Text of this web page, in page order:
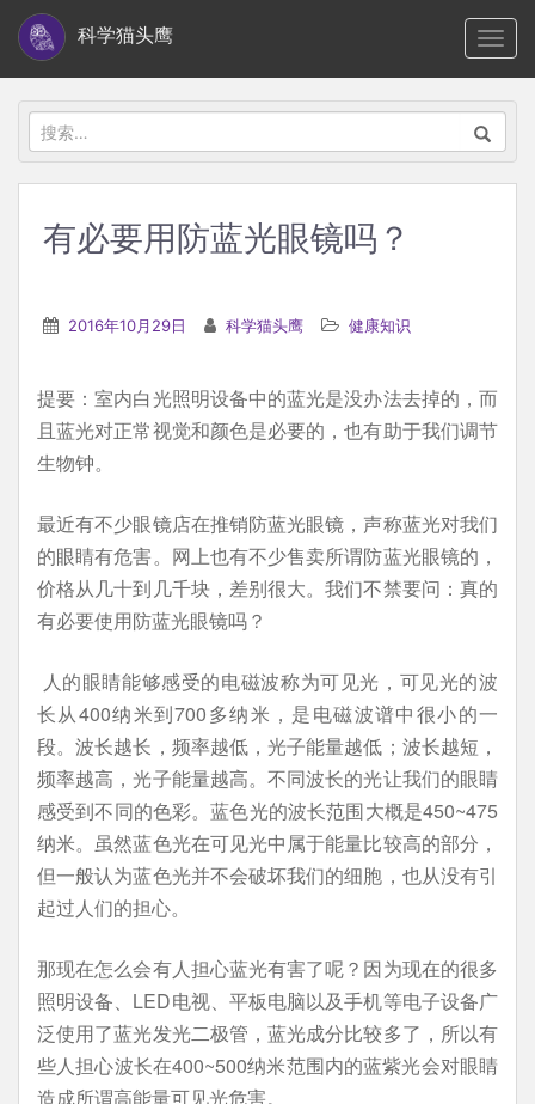
i
科学猫头鹰
搜
索：
有必要用防蓝光眼镜吗？
2016年10月29日 科学猫头鹰 健康知识
提要：室内白光照明设备中的蓝光是没办法去掉的，而
且蓝光对正常视觉和颜色是必要的，也有助于我们调节
生物钟。
最近有不少眼镜店在推销防蓝光眼镜，声称蓝光对我们
的眼睛有危害。网上也有不少售卖所谓防蓝光眼镜的，
价格从几十到几千块，差别很大。我们不禁要问：真的
有必要使用防蓝光眼镜吗？
人的眼睛能够感受的电磁波称为可见光，可见光的波
长从400纳米到700多纳米，是电磁波谱中很小的一
段。波长越长，频率越低，光子能量越低；波长越短，
频率越高，光子能量越高。不同波长的光让我们的眼睛
感受到不同的色彩。蓝色光的波长范围大概是450~475
纳米。虽然蓝色光在可见光中属于能量比较高的部分，
但一般认为蓝色光并不会破坏我们的细胞，也从没有引
起过人们的担心。
那现在怎么会有人担心蓝光有害了呢？因为现在的很多
照明设备、LED电视、平板电脑以及手机等电子设备广
泛使用了蓝光发光二极管，蓝光成分比较多了，所以有
些人担心波长在400~500纳米范围内的蓝紫光会对眼睛
造成所谓高能量可见光危害。